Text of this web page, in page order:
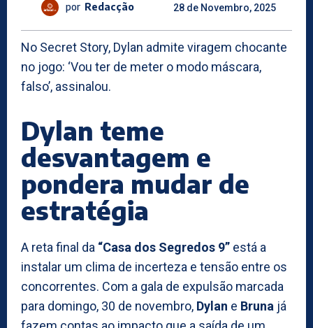
por Redacção 28 de Novembro, 2025
No Secret Story, Dylan admite viragem chocante
no jogo: ‘Vou ter de meter o modo máscara,
falso’, assinalou.
Dylan teme
desvantagem e
pondera mudar de
estratégia
A reta final da “Casa dos Segredos 9” está a
instalar um clima de incerteza e tensão entre os
concorrentes. Com a gala de expulsão marcada
para domingo, 30 de novembro, Dylan e Bruna já